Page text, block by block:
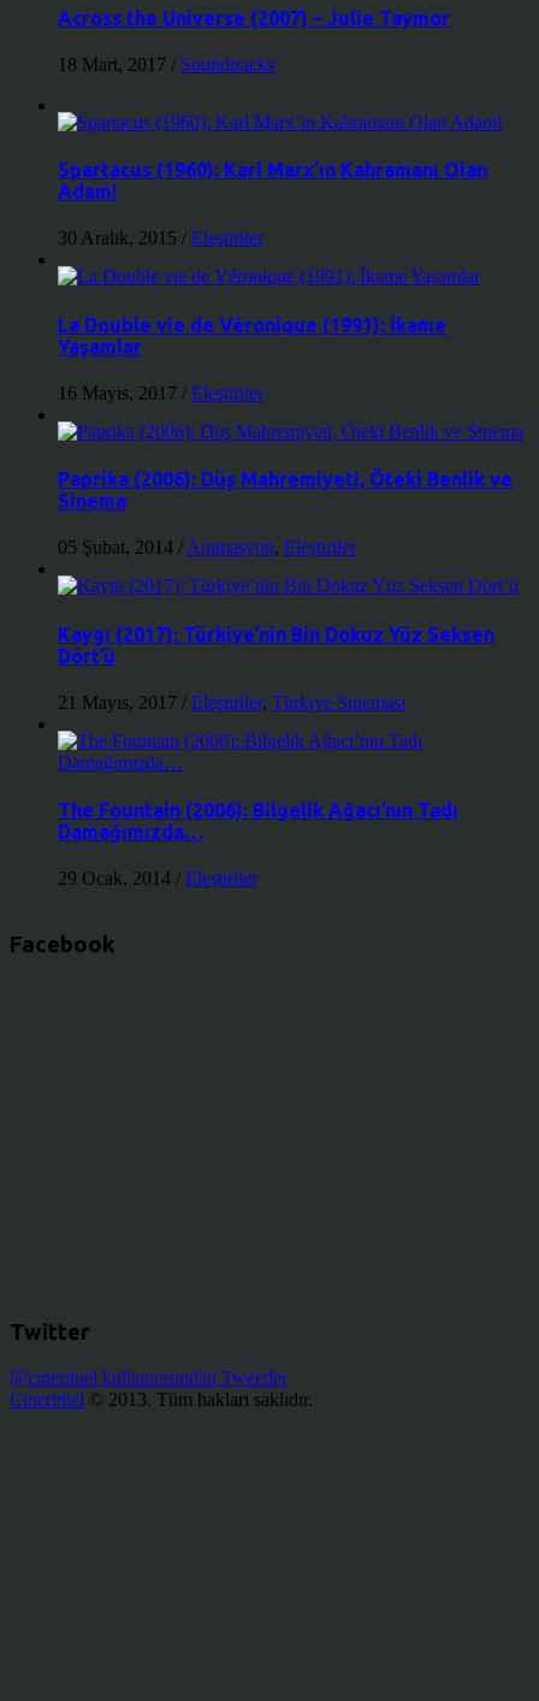
Across the Universe (2007) – Julie Taymor
18 Mart, 2017 / Soundtracks
Spartacus (1960): Karl Marx’ın Kahramanı Olan
Adam!
30 Aralık, 2015 / Eleştiriler
La Double vie de Véronique (1991): İkame
Yaşamlar
16 Mayıs, 2017 / Eleştiriler
Paprika (2006): Düş Mahremiyeti, Öteki Benlik ve
Sinema
05 Şubat, 2014 /Animasyon, Eleştiriler
Kaygı (2017): Türkiye’nin Bin Dokuz Yüz Seksen
Dört’ü
21 Mayıs, 2017 / Eleştiriler, Türkiye Sineması
The Fountain (2006): Bilgelik Ağacı’nın Tadı
Damağımızda…
29 Ocak, 2014 / Eleştiriler
Facebook
Twitter
@cinerituel kullanıcısından Tweetler
Cineritüel © 2013. Tüm hakları saklıdır.